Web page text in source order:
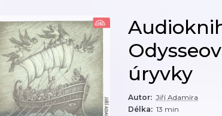
úryvky
Autor: Jiří Adamíra
Délka: 13 min